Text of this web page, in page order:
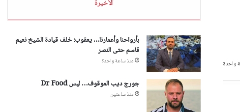
واحدة
الأخيرة
بأرواحنا وأعمارنا… يعقوب: خلف قيادة الشيخ نعيم
قاسم حتى النصر
منذ ساعة واحدة
جورج ديب الموقوف… ليس Dr Food
منذ ساعتين